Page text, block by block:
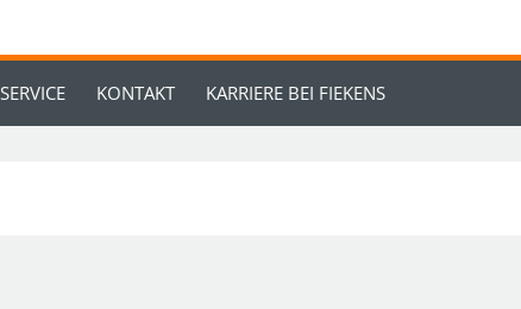
SERVICE KONTAKT KARRIERE BEI FIEKENS